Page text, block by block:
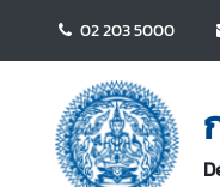
02 203 5000
น้
า
แ